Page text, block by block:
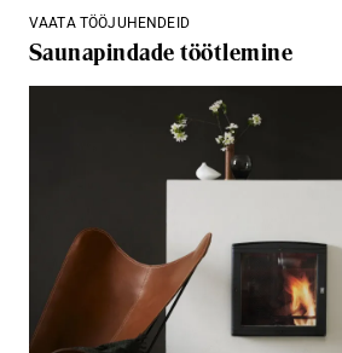
VAATA TÖÖJUHENDEID
Saunapindade töötlemine